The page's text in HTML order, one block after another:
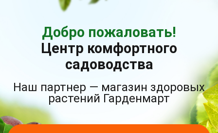
Добро пожаловать!
Центр комфортного
садоводства
Наш партнер — магазин здоровых
растений Гарденмарт